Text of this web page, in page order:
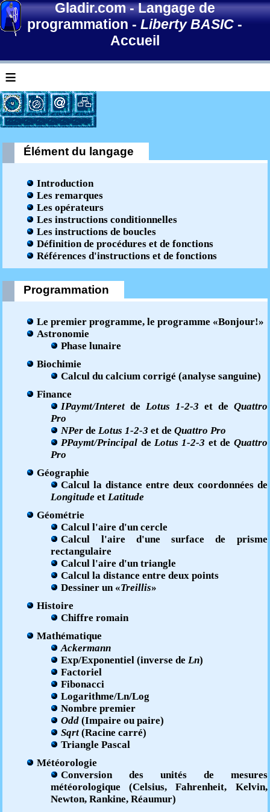
Gladir.com-Langage de
programmation -Liberty BASIC -
Accueil
≡
Élément du langage
Introduction
Les remarques
Les opérateurs
Les instructions conditionnelles
Les instructions de boucles
Définition de procédures et de fonctions
Références d'instructions et de fonctions
Programmation
Le premier programme, le programme «Bonjour!»
Astronomie
Phase lunaire
Biochimie
Calcul du calcium corrigé (analyse sanguine)
Finance
IPaymt/Interet deLotus 1-2-3 et de Quattro
Pro
NPer deLotus 1-2-3 et deQuattro Pro
PPaymt/Principal deLotus 1-2-3 et de Quattro
Pro
Géographie
Calcul la distance entre deux coordonnées de
Longitude etLatitude
Géométrie
Calcul l'aire d'un cercle
Calcul l'aire d'une surface de prisme
rectangulaire
Calcul l'aire d'un triangle
Calcul la distance entre deux points
Dessiner un «Treillis»
Histoire
Chiffre romain
Mathématique
Ackermann
Exp/Exponentiel (inverse deLn)
Factoriel
Fibonacci
Logarithme/Ln/Log
Nombre premier
Odd (Impaire ou paire)
Sqrt (Racine carré)
Triangle Pascal
Météorologie
Conversion des unités de mesures
météorologique (Celsius, Fahrenheit, Kelvin,
Newton, Rankine, Réaumur)